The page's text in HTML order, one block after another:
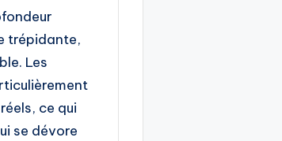
trépidante,
Les
ce qui
se dévore